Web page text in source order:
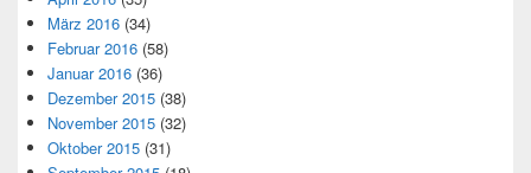
März 2016 (34)
Februar 2016 (58)
Januar 2016 (36)
Dezember 2015 (38)
November 2015 (32)
Oktober 2015 (31)